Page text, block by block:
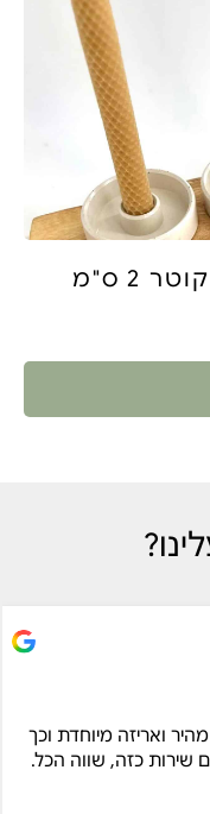
2 ס"מ
ואריזה מיוחדת וכך
כזה, שווה הכל.